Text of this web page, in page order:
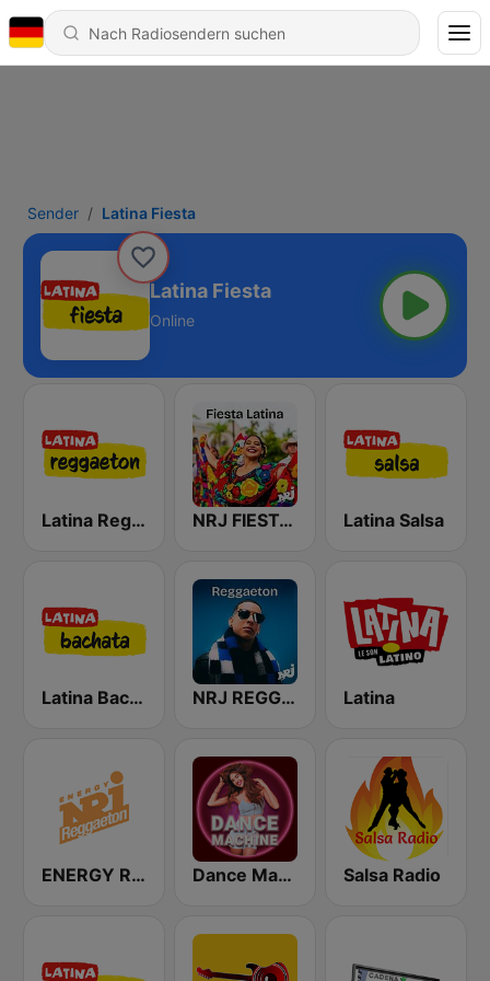
Sender Latina Fiesta
Latina Fiesta
Online
Latina Reggaeton NRJ FIESTA LATINA Latina Salsa
Latina Bachata NRJ REGGAETON Latina
ENERGY Reggaeton Dance Machine Salsa Radio